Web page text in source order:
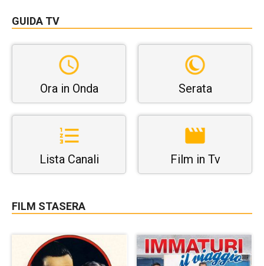
GUIDA TV
Ora in Onda Serata
Lista Canali Film in Tv
FILM STASERA